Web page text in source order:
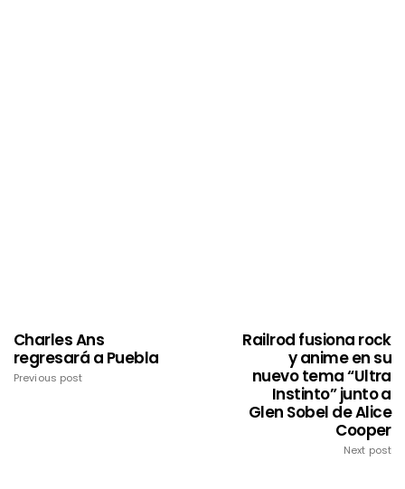
Charles Ans
regresará a Puebla
Previous post
Railrod fusiona rock
y anime en su
nuevo tema “Ultra
Instinto” junto a
Glen Sobel de Alice
Cooper
Next post